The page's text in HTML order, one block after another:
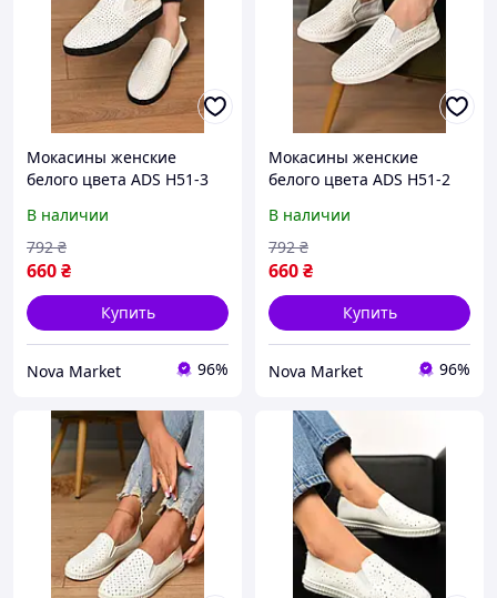
Мокасины женские
белого цвета ADS Н51-3
натуральная кожа
В наличии
660₴
792 ₴
Купить
Nova Market 96%
Мокасины женские
белого цвета ADS Н51-2
натуральная кожа.
В наличии
660₴
792 ₴
Купить
Nova Market 96%